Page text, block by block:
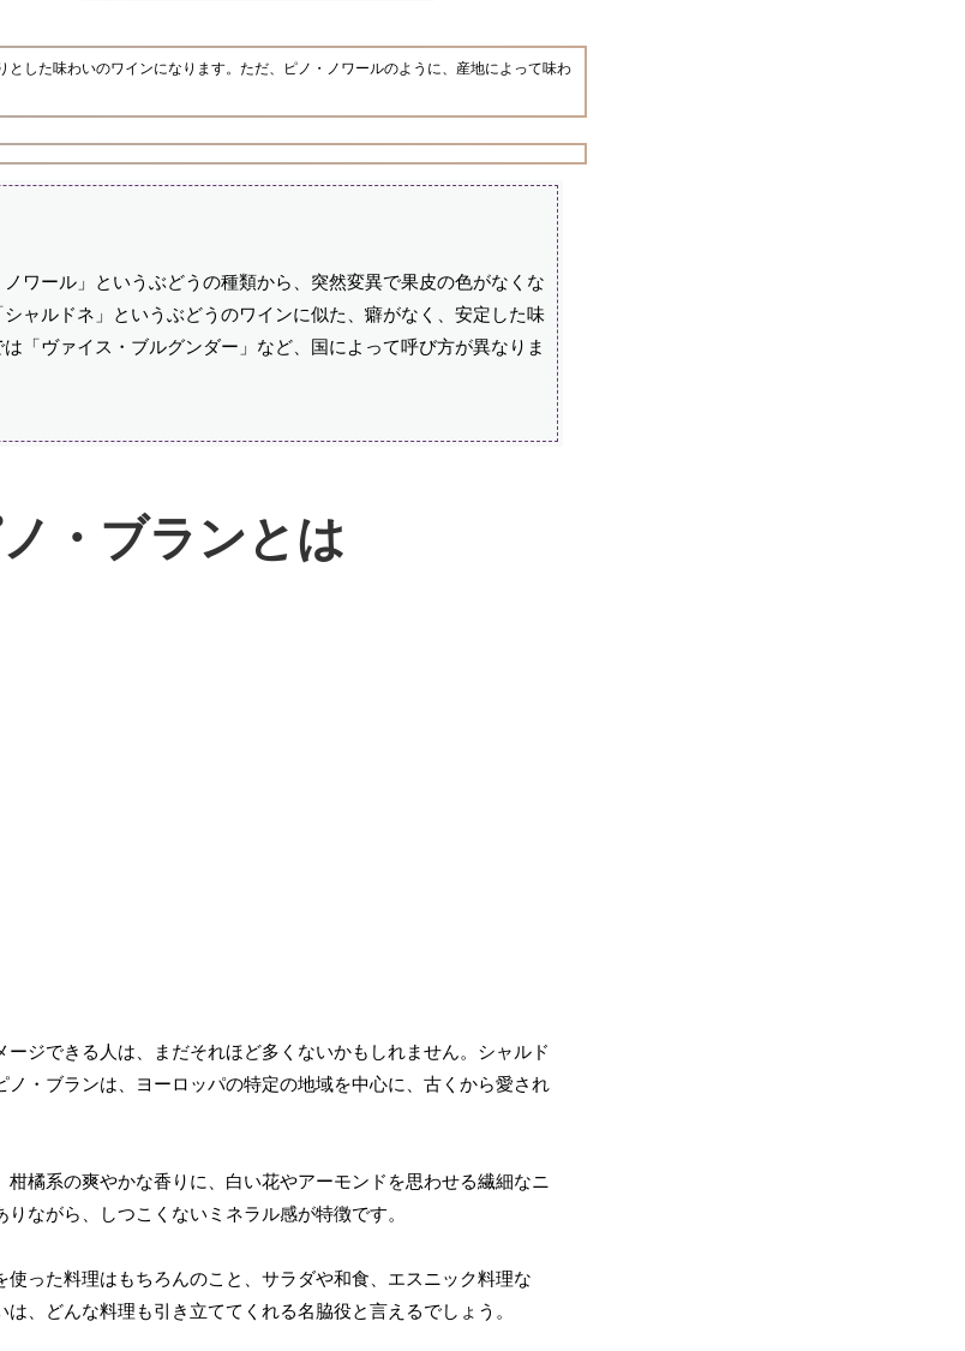
した味わいのワインになります。ただ、ピノ・ノワールのように、産地によって味わ
ワール」というぶどうの種類から、突然変異で果皮の色がなくな
ャルドネ」というぶどうのワインに似た、癖がなく、安定した味
「ヴァイス・ブルグンダー」など、国によって呼び方が異なりま
・ブランとは
ージできる人は、まだそれほど多くないかもしれません。シャルド
・ブランは、ヨーロッパの特定の地域を中心に、古くから愛され
橘系の爽やかな香りに、白い花やアーモンドを思わせる繊細なニ
ながら、しつこくないミネラル感が特徴です。
使った料理はもちろんのこと、サラダや和食、エスニック料理な
、どんな料理も引き立ててくれる名脇役と言えるでしょう。